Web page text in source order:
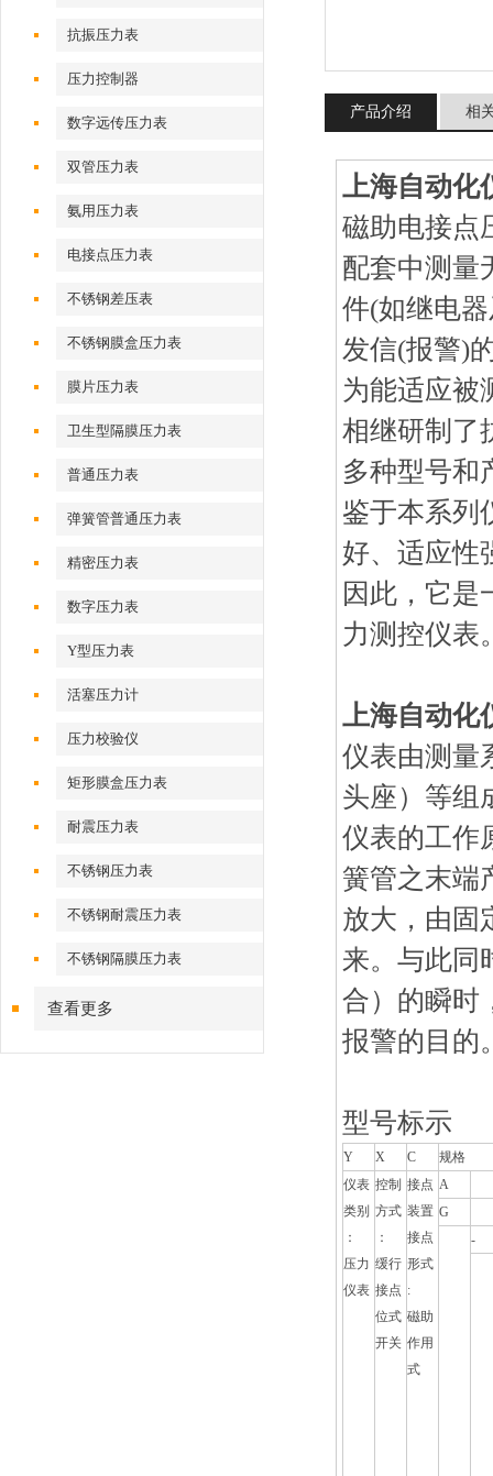
抗振压力表
压力控制器
数字远传压力表
双管压力表
氨用压力表
电接点压力表
不锈钢差压表
不锈钢膜盒压力表
膜片压力表
卫生型隔膜压力表
普通压力表
弹簧管普通压力表
精密压力表
数字压力表
Y型压力表
活塞压力计
压力校验仪
矩形膜盒压力表
耐震压力表
不锈钢压力表
不锈钢耐震压力表
不锈钢隔膜压力表
查看更多
产品介绍 相
上海自动化
磁助电接点
配套中测量
件(如继电
发信(报警)
为能适应被
相继研制了
多种型号和
鉴于本系列
好、适应性
因此，它是
力测控仪表
上海自动化
仪表由测量
头座）等组
仪表的工作
簧管之末端
放大，由固
来。与此同
合）的瞬时
报警的目的
型号标示
Y X C
规格
仪表
类别
：
压力
仪表
控制
方式
：
缓行
接点
位式
开关
接点
装置
接点
形式
:
磁助
作用
式
A
G
-